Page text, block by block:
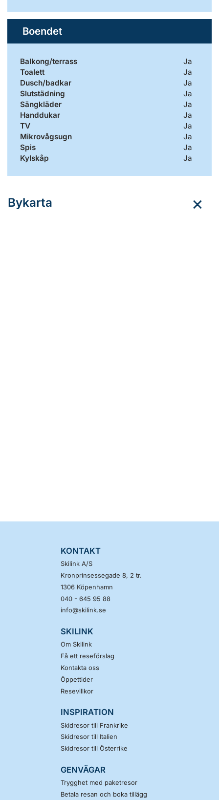
Boendet
Balkong/terrass
Ja
Toalett
Ja
Dusch/badkar
Ja
Slutstädning
Ja
Sängkläder
Ja
Handdukar
Ja
TV
Ja
Mikrovågsugn
Ja
Spis
Ja
Kylskåp
Ja
Bykarta
KONTAKT
Skilink A/S
Kronprinsessegade 8, 2 tr.
1306 Köpenhamn
040 - 645 95 88
info@skilink.se
SKILINK
Om Skilink
Få ett reseförslag
Kontakta oss
Öppettider
Resevillkor
INSPIRATION
Skidresor till Frankrike
Skidresor till Italien
Skidresor till Österrike
GENVÄGAR
Trygghet med paketresor
Betala resan och boka tillägg